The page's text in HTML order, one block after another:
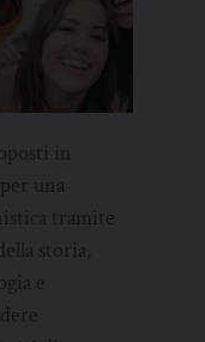
in
una
tramite
storia,
e